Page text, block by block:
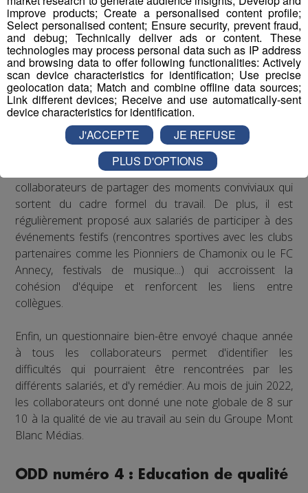
Les actions de Radio Mont Blanc
Concernant les troubles musculo-squelettiques, Radio
Mont Blanc s’est engagé à respecter les
recommandations de la médecine du travail en matière
de posture sur les postes de travail : des rehausseurs de
clavier ont été distribués aux salariés qui le souhaitaient.
Concernant le bien-être au travail, le Groupe Mont Blanc
Médias organise depuis plusieurs années des
séminaires d’entreprise qui permettent à ses
collaborateurs de partager des moments conviviaux qui
sortent du cadre formel du travail. De plus, il est
régulièrement proposé aux salariés de participer à des
événements festifs (rencontres sportives avec les clubs
partenaires comme les Pionniers de Chamonix ou le FC
Annecy, festivals de musique...) qui accroissent la
cohésion d'équipe et renforcent les liens entre
collègues.
Enfin, un questionnaire bien-être envoyé chaque année
à tous les collaborateurs permet d'identifier les
difficultés qui pourraient être rencontrées par les
différents salariés, et d'y remédier. Au mois de juin 2022,
les collaborateurs ont donné une note globale de 8 sur
10 à la qualité de vie au travail au sein du Groupe Mont
Blanc Médias.
ODD numéro 4 : Education de qualité
improve products; Create a personalised content profile;
Select personalised content; Ensure security, prevent fraud,
and debug; Technically deliver ads or content. These
technologies may process personal data such as IP address
and browsing data to offer following functionalities: Actively
scan device characteristics for identification; Use precise
geolocation data; Match and combine offline data sources;
Link different devices; Receive and use automatically-sent
device characteristics for identification.
J'ACCEPTE
JE REFUSE
PLUS D'OPTIONS